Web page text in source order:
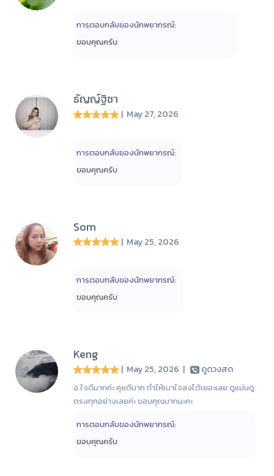
การตอบกลับของนักพยากรณ์:
ขอบคุณครับ
ธัญญ์ฐิชา
| May 27, 2026
การตอบกลับของนักพยากรณ์:
ขอบคุณครับ
Som
| May 25, 2026
การตอบกลับของนักพยากรณ์:
ขอบคุณครับ
Keng
| May 25, 2026 | ดูดวงสด
อ.ใจดีมากค่ะ คุยดีมาก ทำให้เบาใจลงได้เยอะเลย ดูแม่นดู
ตรงทุกอย่างเลยค่ะ ขอบคุณมากนะคะ
การตอบกลับของนักพยากรณ์:
ขอบคุณครับ